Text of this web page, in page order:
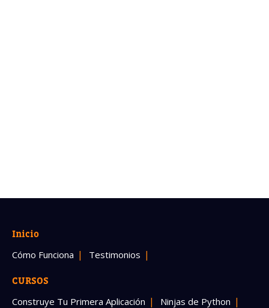
Inicio
Cómo Funciona Testimonios
CURSOS
Construye Tu Primera Aplicación
Ninjas de Python